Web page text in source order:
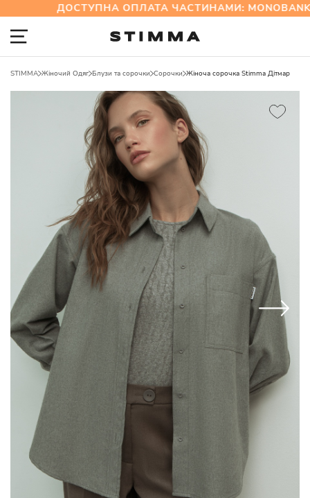
ДОСТУПНА ОПЛАТА ЧАСТИНАМИ:
STIMMA Жіночий Одяг Блузи та сорочки Сорочки Жіноча сорочка Stimma Дітмар